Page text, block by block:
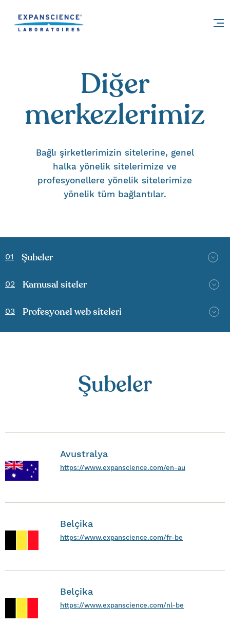
Diğer
merkezlerimiz
Bağlı şirketlerimizin sitelerine, genel
halka yönelik sitelerimize ve
profesyonellere yönelik sitelerimize
yönelik tüm bağlantılar.
01 Şubeler
02 Kamusal siteler
03 Profesyonel web siteleri
Şubeler
Avustralya
https://www.expanscience.com/en-au
Belçika
https://www.expanscience.com/fr-be
Belçika
https://www.expanscience.com/nl-be